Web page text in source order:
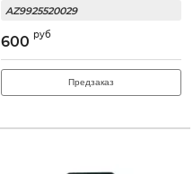
AZ9925520029
600 руб
Предзаказ